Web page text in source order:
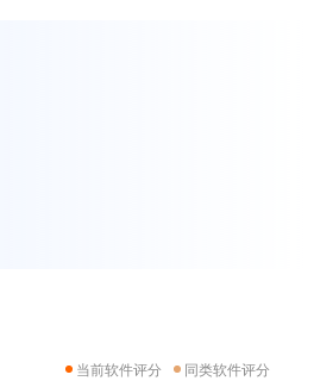
当前软件评分 同类软件评分